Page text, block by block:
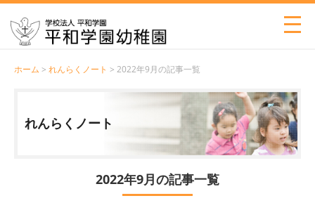
ホーム > れんらくノート > 2022年9月の記事一覧
れんらくノート
2022年9月の記事一覧